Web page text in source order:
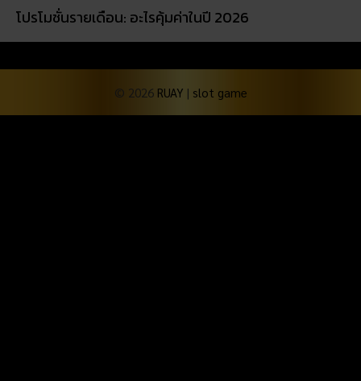
โปรโมชั่นรายเดือน: อะไรคุ้มค่าในปี 2026
© 2026 RUAY | slot game